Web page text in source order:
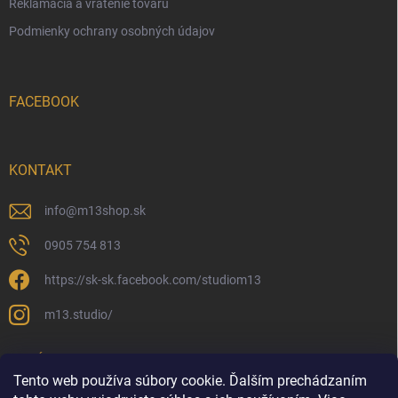
Tento web používa súbory cookie. Ďalším prechádzaním
Reklamácia a vrátenie tovaru
Podmienky ochrany osobných údajov
FACEBOOK
KONTAKT
info@m13shop.sk
0905 754 813
https://sk-sk.facebook.com/studiom13
m13.studio/